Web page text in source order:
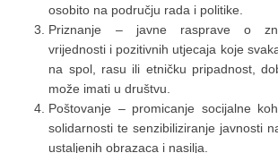
osobito na području rada i politike.
Priznanje – javne rasprave o
vrijednosti i pozitivnih utjecaja koje
na spol, rasu ili etničku pripadnost,
može imati u društvu.
Poštovanje – promicanje socijalne
solidarnosti te senzibiliziranje javnosti
ustaljenih obrazaca i nasilja.